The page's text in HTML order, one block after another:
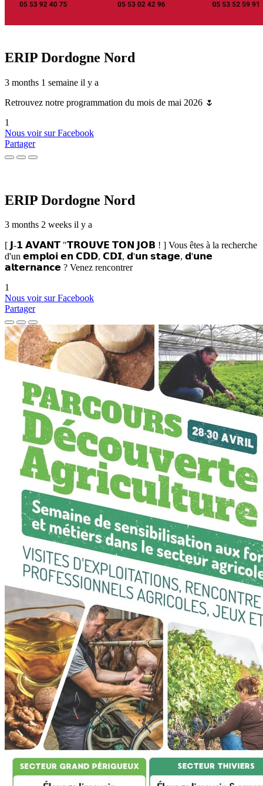
ERIP Dordogne Nord
3 months 1 semaine il y a
Retrouvez notre programmation du mois de mai 2026 🌷
1
Nous voir sur Facebook
Partager
ERIP Dordogne Nord
3 months 2 weeks il y a
[ 𝗝-𝟭 𝗔𝗩𝗔𝗡𝗧 "𝗧𝗥𝗢𝗨𝗩𝗘 𝗧𝗢𝗡 𝗝𝗢𝗕 ! ] Vous êtes à la recherche
d'un 𝗲𝗺𝗽𝗹𝗼𝗶 𝗲𝗻 𝗖𝗗𝗗, 𝗖𝗗𝗜, 𝗱'𝘂𝗻 𝘀𝘁𝗮𝗴𝗲, 𝗱'𝘂𝗻𝗲
𝗮𝗹𝘁𝗲𝗿𝗻𝗮𝗻𝗰𝗲 ? Venez rencontrer
1
Nous voir sur Facebook
Partager